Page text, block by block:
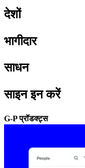
देशों​​
भागीदार​​
साधन​​
साइन इन करें​​
G-P प्रॉडक्ट्स​​